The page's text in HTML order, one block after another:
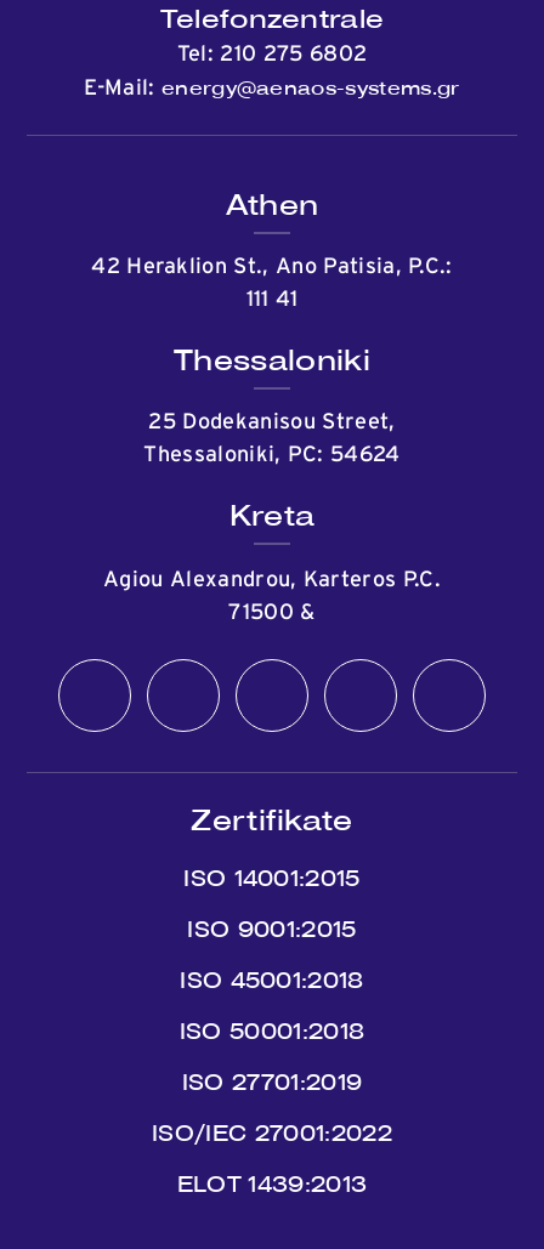
Telefonzentrale
Tel: 210 275 6802
E-Mail: energy@aenaos-systems.gr
Athen
42 Heraklion St., Ano Patisia, P.C.:
111 41
Thessaloniki
25 Dodekanisou Street,
Thessaloniki, PC: 54624
Kreta
Agiou Alexandrou, Karteros P.C.
71500 &
Zertifikate
ISO 14001:2015
ISO 9001:2015
ISO 45001:2018
ISO 50001:2018
ISO 27701:2019
ISO/IEC 27001:2022
ΕLΟΤ 1439:2013